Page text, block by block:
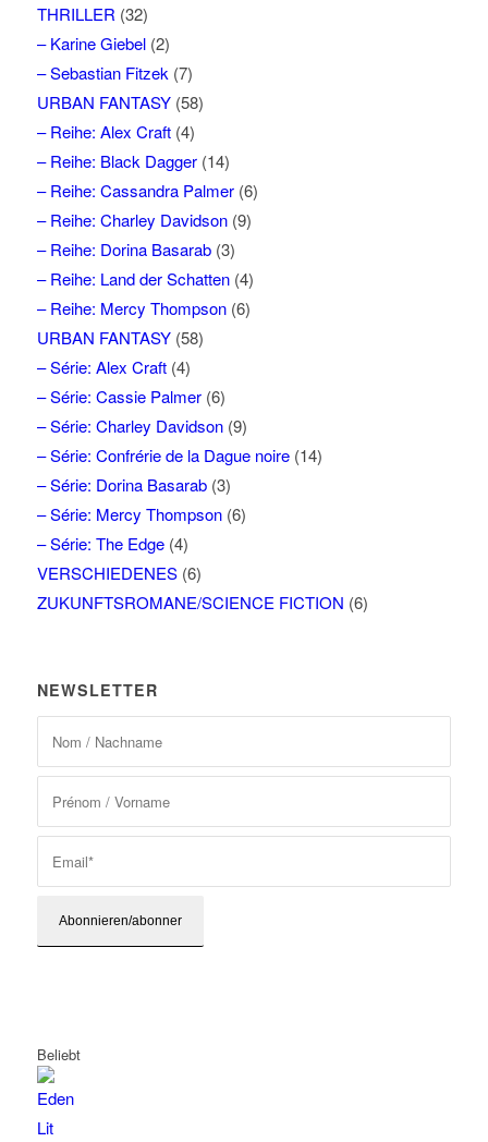
THRILLER (32)
– Karine Giebel(2)
– Sebastian Fitzek (7)
URBAN FANTASY(58)
– Reihe: Alex Craft(4)
– Reihe: Black Dagger(14)
– Reihe: Cassandra Palmer(6)
– Reihe: Charley Davidson(9)
– Reihe: Dorina Basarab(3)
– Reihe: Land der Schatten(4)
– Reihe: Mercy Thompson(6)
URBAN FANTASY(58)
– Série: Alex Craft(4)
– Série: Cassie Palmer(6)
– Série: Charley Davidson(9)
– Série: Confrérie de la Dague noire(14)
– Série: Dorina Basarab(3)
– Série: Mercy Thompson(6)
– Série: The Edge(4)
VERSCHIEDENES(6)
ZUKUNFTSROMANE/SCIENCE FICTION (6)
NEWSLETTER
Beliebt